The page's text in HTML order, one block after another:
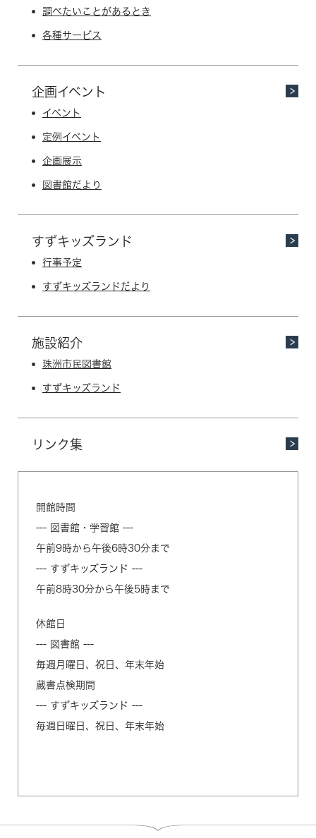
調べたいことがあるとき
各種サービス
企画イベント
イベント
定例イベント
企画展示
図書館だより
すずキッズランド
行事予定
すずキッズランドだより
施設紹介
珠洲市民図書館
すずキッズランド
リンク集
開館時間
--- 図書館・学習館 ---
午前9時から午後6時30分まで
--- すずキッズランド ---
午前8時30分から午後5時まで
休館日
--- 図書館 ---
毎週月曜日、祝日、年末年始
蔵書点検期間
--- すずキッズランド ---
毎週日曜日、祝日、年末年始